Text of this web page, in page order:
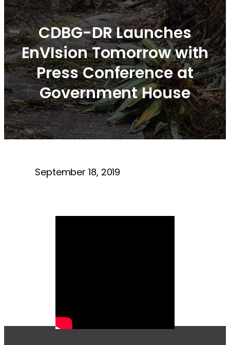
CDBG-DR Launches
EnVIsion Tomorrow with
Press Conference at
Government House
September 18, 2019